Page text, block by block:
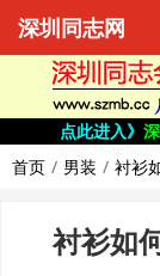
深圳同志网
点此进入》
首页
男装 衬衫
衬衫如